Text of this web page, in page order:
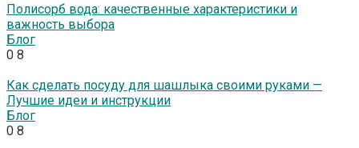
Полисорб вода: качественные характеристики и
важность выбора
Блог
0 8
Как сделать посуду для шашлыка своими руками —
Лучшие идеи и инструкции
Блог
0 8